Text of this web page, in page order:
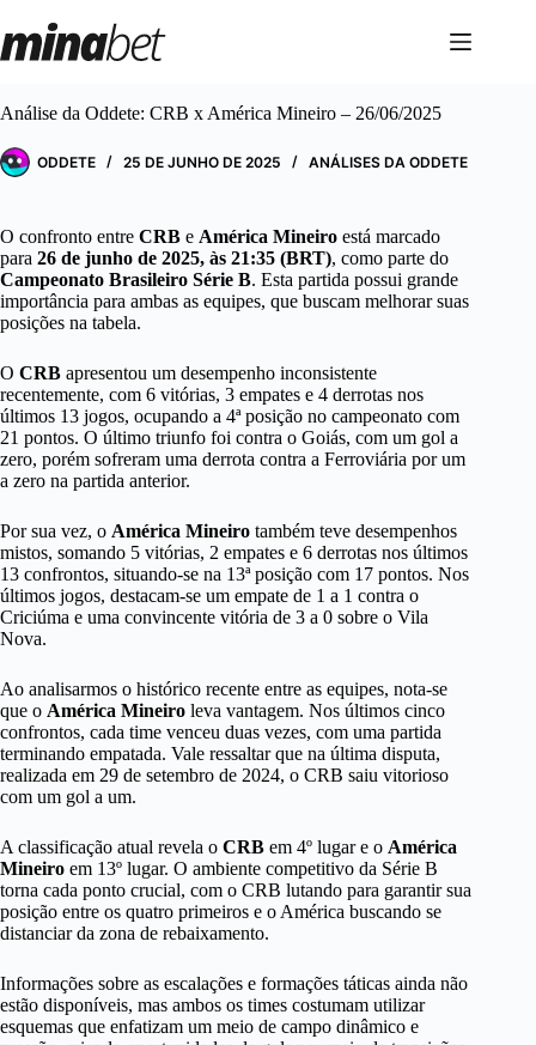
para
o
Análise da Oddete: CRB x América Mineiro – 26/06/2025
ODDETE 25 DE JUNHO DE 2025 ANÁLISES DA ODDETE
O confronto entre CRB e América Mineiro está marcado
para 26 de junho de 2025, às 21:35 (BRT), como parte do
Campeonato Brasileiro Série B. Esta partida possui grande
importância para ambas as equipes, que buscam melhorar suas
posições na tabela.
O CRB apresentou um desempenho inconsistente
recentemente, com 6 vitórias, 3 empates e 4 derrotas nos
últimos 13 jogos, ocupando a 4ª posição no campeonato com
21 pontos. O último triunfo foi contra o Goiás, com um gol a
zero, porém sofreram uma derrota contra a Ferroviária por um
a zero na partida anterior.
Por sua vez, o América Mineiro também teve desempenhos
mistos, somando 5 vitórias, 2 empates e 6 derrotas nos últimos
13 confrontos, situando-se na 13ª posição com 17 pontos. Nos
últimos jogos, destacam-se um empate de 1 a 1 contra o
Criciúma e uma convincente vitória de 3 a 0 sobre o Vila
Nova.
Ao analisarmos o histórico recente entre as equipes, nota-se
que o América Mineiro leva vantagem. Nos últimos cinco
confrontos, cada time venceu duas vezes, com uma partida
terminando empatada. Vale ressaltar que na última disputa,
realizada em 29 de setembro de 2024, o CRB saiu vitorioso
com um gol a um.
A classificação atual revela o CRB em 4º lugar e o América
Mineiro em 13º lugar. O ambiente competitivo da Série B
torna cada ponto crucial, com o CRB lutando para garantir sua
posição entre os quatro primeiros e o América buscando se
distanciar da zona de rebaixamento.
Informações sobre as escalações e formações táticas ainda não
estão disponíveis, mas ambos os times costumam utilizar
esquemas que enfatizam um meio de campo dinâmico e